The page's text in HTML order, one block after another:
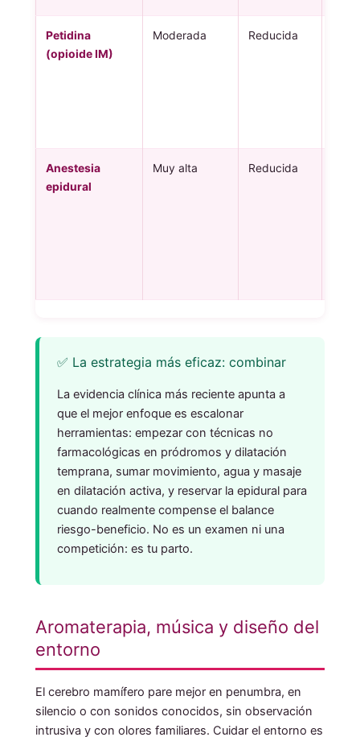
Petidina
(opioide IM)
Moderada Reducida
Anestesia
epidural
Muy alta Reducida
✅ La estrategia más eficaz: combinar
La evidencia clínica más reciente apunta a
que el mejor enfoque es escalonar
herramientas: empezar con técnicas no
farmacológicas en pródromos y dilatación
temprana, sumar movimiento, agua y masaje
en dilatación activa, y reservar la epidural para
cuando realmente compense el balance
riesgo-beneficio. No es un examen ni una
competición: es tu parto.
Aromaterapia, música y diseño del
entorno
El cerebro mamífero pare mejor en penumbra, en
silencio o con sonidos conocidos, sin observación
intrusiva y con olores familiares. Cuidar el entorno es